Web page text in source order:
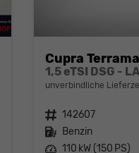
Cupra
1,5 eTSI DSG -
unverbindliche
Fahrzeugnr. 142607
Kraftstoff Benzin
Leistung 110 kW (150 PS)